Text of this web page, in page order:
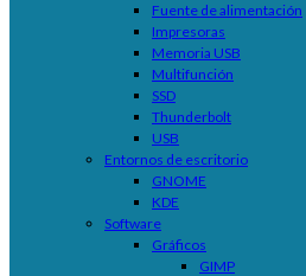
Fuente de alimentación
Impresoras
Memoria USB
Multifunción
SSD
Thunderbolt
USB
Entornos de escritorio
GNOME
KDE
Software
Gráficos
GIMP